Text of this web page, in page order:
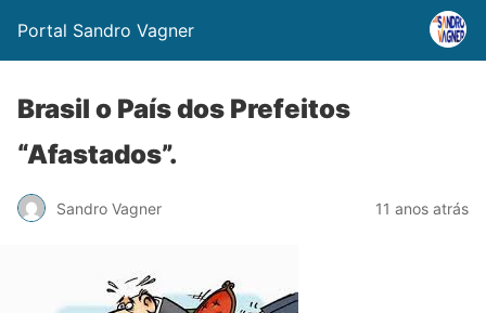
Portal Sandro Vagner
Brasil o País dos Prefeitos
“Afastados”.
Sandro Vagner 11 anos atrás